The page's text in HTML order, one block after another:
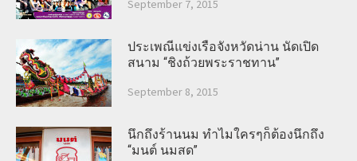
September 7, 2015
ประเพณีแข่งเรือจังหวัดน่าน นัดเปิด
สนาม “ชิงถ้วยพระราชทาน”
September 8, 2015
นึกถึงร้านนม ทำไมใครๆก็ต้องนึกถึง
“มนต์ นมสด”